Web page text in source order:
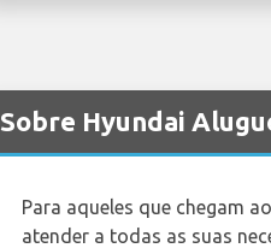
Sobre Hyundai
Para aqueles que chegam
atender a todas as suas